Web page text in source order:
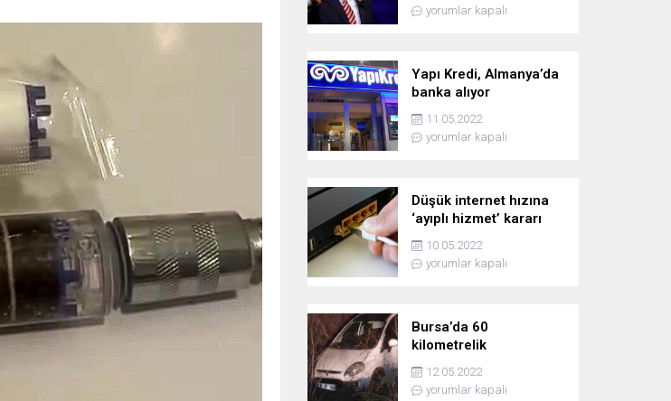
yorumlar kapalı
Yapı Kredi, Almanya’da
banka alıyor
11.05.2022
yorumlar kapalı
Düşük internet hızına
‘ayıplı hizmet’ kararı
10.05.2022
yorumlar kapalı
Bursa’da 60
kilometrelik
kovalamaca!
12.05.2022
yorumlar kapalı